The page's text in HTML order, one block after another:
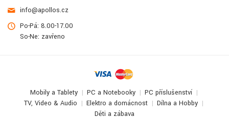
info@apollos.cz
Po-Pá: 8.00-17.00
So-Ne: zavřeno
Mobily a Tablety PC a Notebooky
PC příslušenství
TV, Video & Audio
Elektro a domácnost
Dílna a Hobby
Děti a zábava